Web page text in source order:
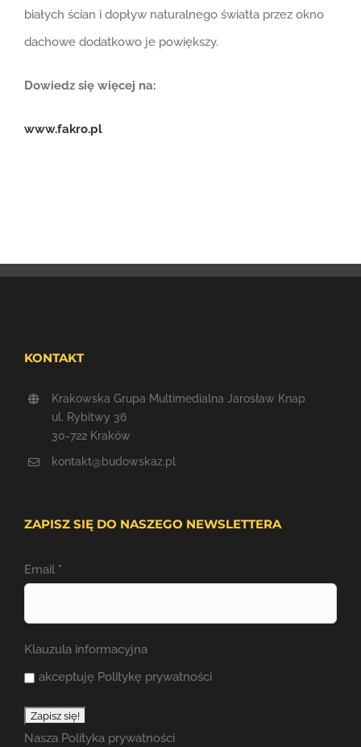
białych ścian i dopływ naturalnego światła przez okno
dachowe dodatkowo je powiększy.
Dowiedz się więcej na:
www.fakro.pl
KONTAKT
Krakowska Grupa Multimedialna Jarosław Knap
ul. Rybitwy 36
30-722 Kraków
kontakt@budowskaz.pl
ZAPISZ SIĘ DO NASZEGO NEWSLETTERA
Email *
Klauzula informacyjna
akceptuję Politykę prywatności
Nasza Polityka prywatności